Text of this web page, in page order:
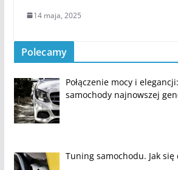
14 maja, 2025
Polecamy
Połączenie mocy i
samochody najnowszej
Tuning samochodu. Jak się